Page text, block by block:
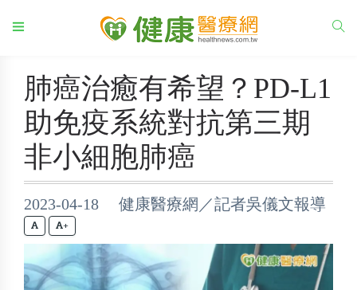
肺癌治癒有希望？PD-L1
助免疫系統對抗第三期
非小細胞肺癌
2023-04-18 健康醫療網／記者吳儀文報導
+